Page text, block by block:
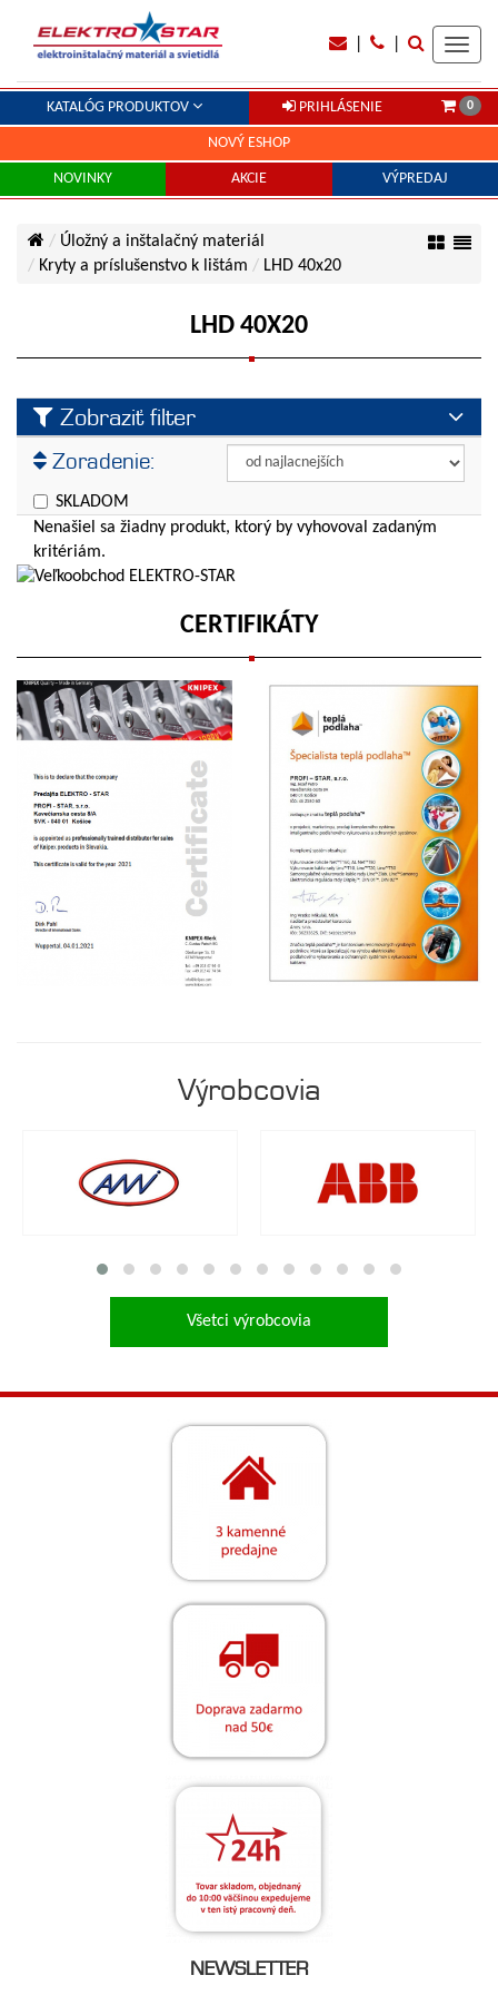
KATALÓG PRODUKTOV PRIHLÁSENIE 0
NOVÝ ESHOP
NOVINKY AKCIE VÝPREDAJ
Úložný a inštalačný materiál
Kryty a príslušenstvo k lištám
LHD 40x20
LHD 40X20
Zobraziť filter
Cena Cena od:
Cena do:
Zoradenie:
SKLADOM
Nenašiel sa žiadny produkt, ktorý by vyhovoval zadaným
kritériám.
CERTIFIKÁTY
Výrobcovia
Všetci výrobcovia
NEWSLETTER